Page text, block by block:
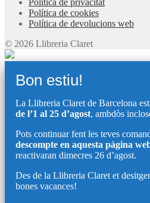
Política de cookies
Política de devolucions web
© 2026 Llibreria Claret
Bon estiu!
La Llibreria Claret de Barcelona
de l’1 al 25 d’agost, ambdòs
Pots continuar fent les teves
descompte en aquesta pàgina
reactivaran dimecres 26 d’agost.
Des de la Llibreria Claret et
bones vacances!